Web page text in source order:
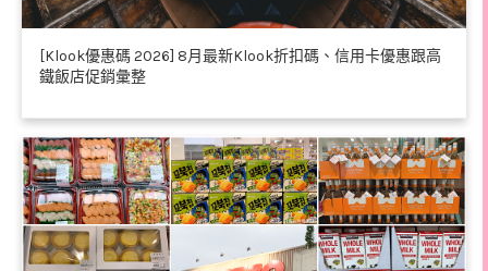
[Klook優惠碼 2026] 8月最新Klook折扣碼、信用卡優惠跟高
鐵飯店促銷彙整